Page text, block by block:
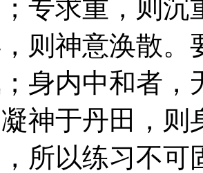
专求重，则
则神意涣散。
身内中和者
神于丹田，则
所以练习不可